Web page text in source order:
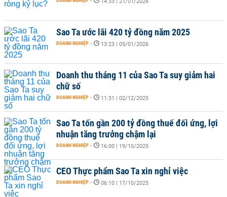
Sao Ta ước lãi 420 tỷ đồng năm 2025
DOANH NGHIỆP - 13:23 | 05/01/2026
Doanh thu tháng 11 của Sao Ta suy giảm hai
chữ số
DOANH NGHIỆP - 11:31 | 02/12/2025
Sao Ta tốn gần 200 tỷ đồng thuế đối ứng, lợi
nhuận tăng trưởng chậm lại
DOANH NGHIỆP - 16:00 | 19/10/2025
CEO Thực phẩm Sao Ta xin nghỉ việc
DOANH NGHIỆP - 06:10 | 17/10/2025